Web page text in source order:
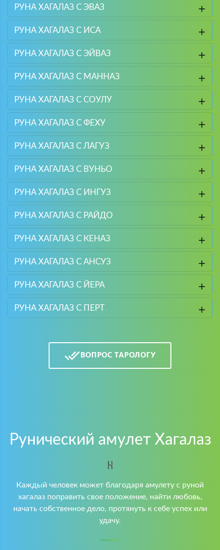
РУНА ХАГАЛАЗ С ЭВАЗ
РУНА ХАГАЛАЗ С ИСА
РУНА ХАГАЛАЗ С ЭЙВАЗ
РУНА ХАГАЛАЗ С МАННАЗ
РУНА ХАГАЛАЗ С СОУЛУ
РУНА ХАГАЛАЗ С ФЕХУ
РУНА ХАГАЛАЗ С ЛАГУЗ
РУНА ХАГАЛАЗ С ВУНЬО
РУНА ХАГАЛАЗ С ИНГУЗ
РУНА ХАГАЛАЗ С РАЙДО
РУНА ХАГАЛАЗ С КЕНАЗ
РУНА ХАГАЛАЗ С АНСУЗ
РУНА ХАГАЛАЗ С ЙЕРА
РУНА ХАГАЛАЗ С ПЕРТ
ВОПРОС ТАРОЛОГУ
Рунический амулет Хагалаз
Каждый человек может благодаря амулету с руной
хагалаз поправить свое положение, найти любовь,
начать собственное дело, протянуть к себе успех или
удачу.